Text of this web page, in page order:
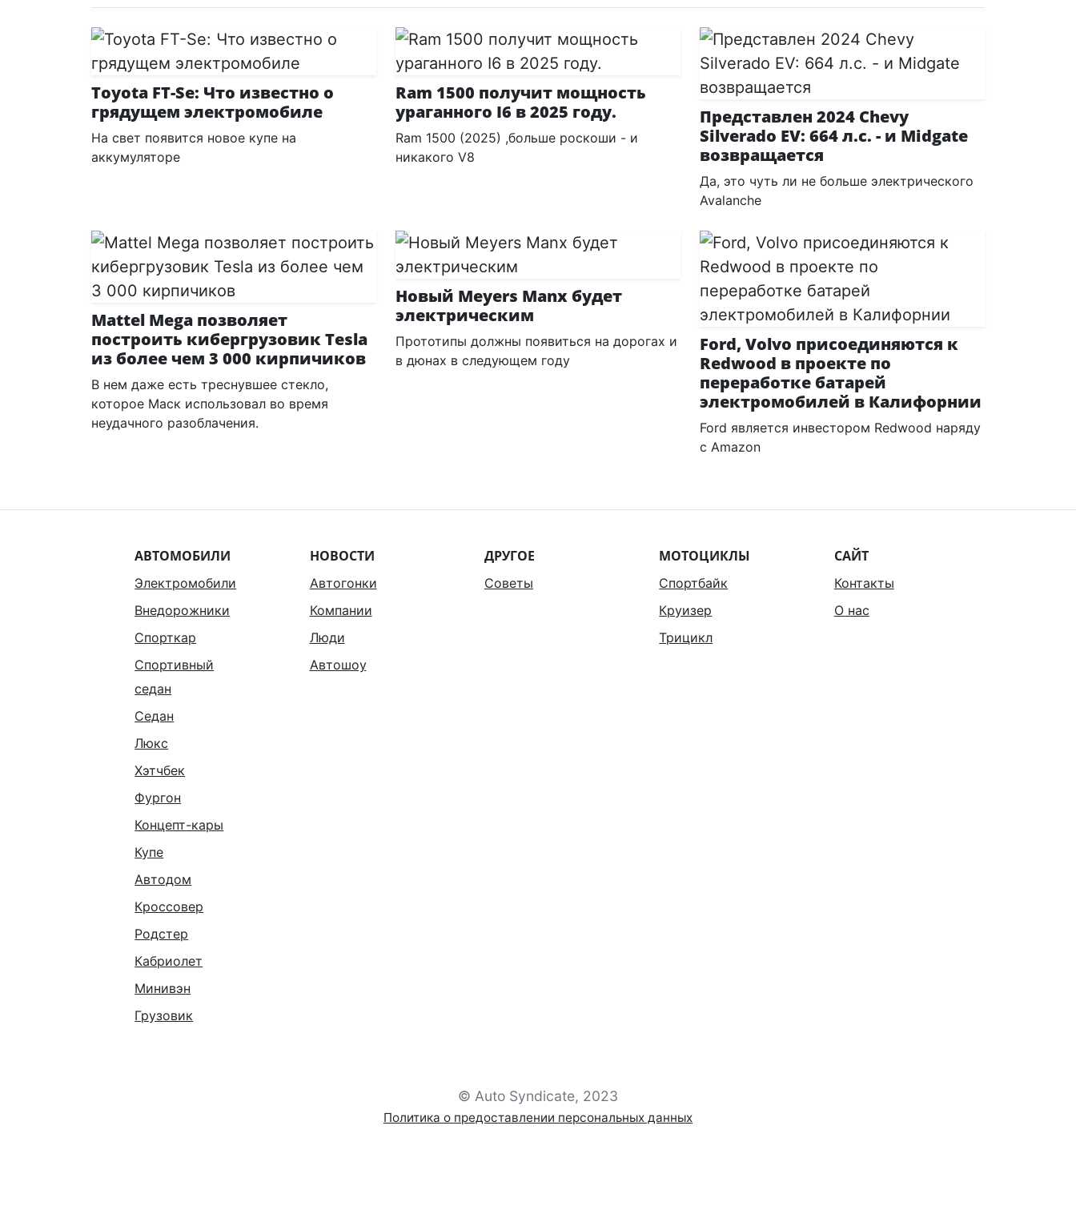
Toyota FT-Se: Что известно о
грядущем электромобиле
На свет появится новое купе на
аккумуляторе
Ram 1500 получит мощность
ураганного I6 в 2025 году.
Ram 1500 (2025) ,больше роскоши - и
никакого V8
Представлен 2024 Chevy
Silverado EV: 664 л.с. - и Midgate
возвращается
Да, это чуть ли не больше электрического
Avalanche
Mattel Mega позволяет
построить кибергрузовик Tesla
из более чем 3 000 кирпичиков
В нем даже есть треснувшее стекло,
которое Маск использовал во время
неудачного разоблачения.
Новый Meyers Manx будет
электрическим
Прототипы должны появиться на дорогах и
в дюнах в следующем году
Ford, Volvo присоединяются к
Redwood в проекте по
переработке батарей
электромобилей в Калифорнии
Ford является инвестором Redwood наряду
с Amazon
АВТОМОБИЛИ
Электромобили
Внедорожники
Спорткар
Спортивный
седан
Седан
Люкс
Хэтчбек
Фургон
Концепт-кары
Купе
Автодом
Кроссовер
Родстер
Кабриолет
Минивэн
Грузовик
НОВОСТИ
Автогонки
Компании
Люди
Автошоу
ДРУГОЕ
Советы
МОТОЦИКЛЫ
Спортбайк
Круизер
Трицикл
САЙТ
Контакты
О нас
© Auto Syndicate, 2023
Политика о предоставлении персональных данных